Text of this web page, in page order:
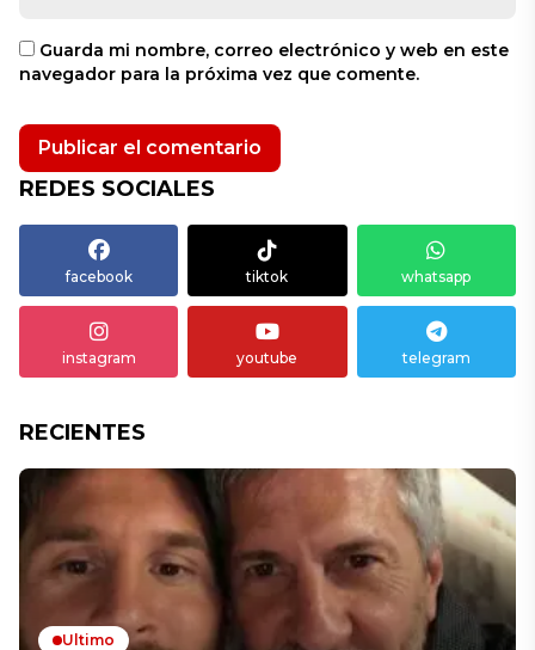
Guarda mi nombre, correo electrónico y web en este
navegador para la próxima vez que comente.
REDES SOCIALES
facebook tiktok whatsapp
instagram youtube telegram
RECIENTES
Ultimo